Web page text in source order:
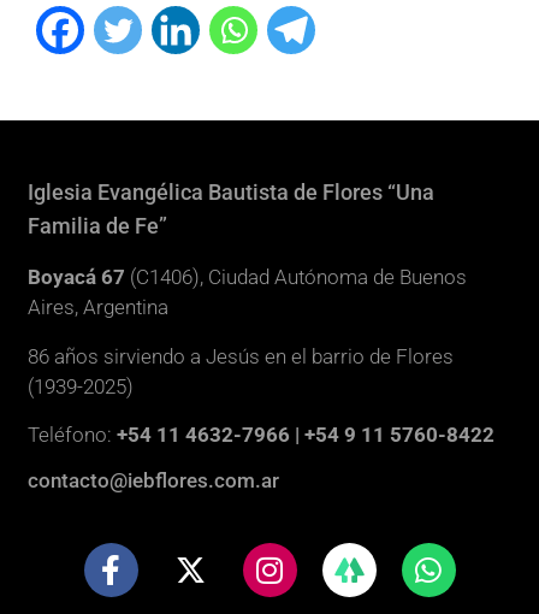
Iglesia Evangélica Bautista de Flores “Una
Familia de Fe”
Boyacá 67 (C1406), Ciudad Autónoma de Buenos
Aires, Argentina
86 años sirviendo a Jesús en el barrio de Flores
(1939-2025)
Teléfono:+54 11 4632-7966 | +54 9 11 5760-8422
contacto@iebflores.com.ar
F
a
X
-
I
n
W
h